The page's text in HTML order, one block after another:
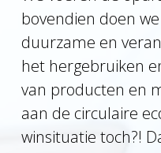
bovendien doen
duurzame en
het hergebruiken
van producten en
aan de circulaire
winsituatie toch?!